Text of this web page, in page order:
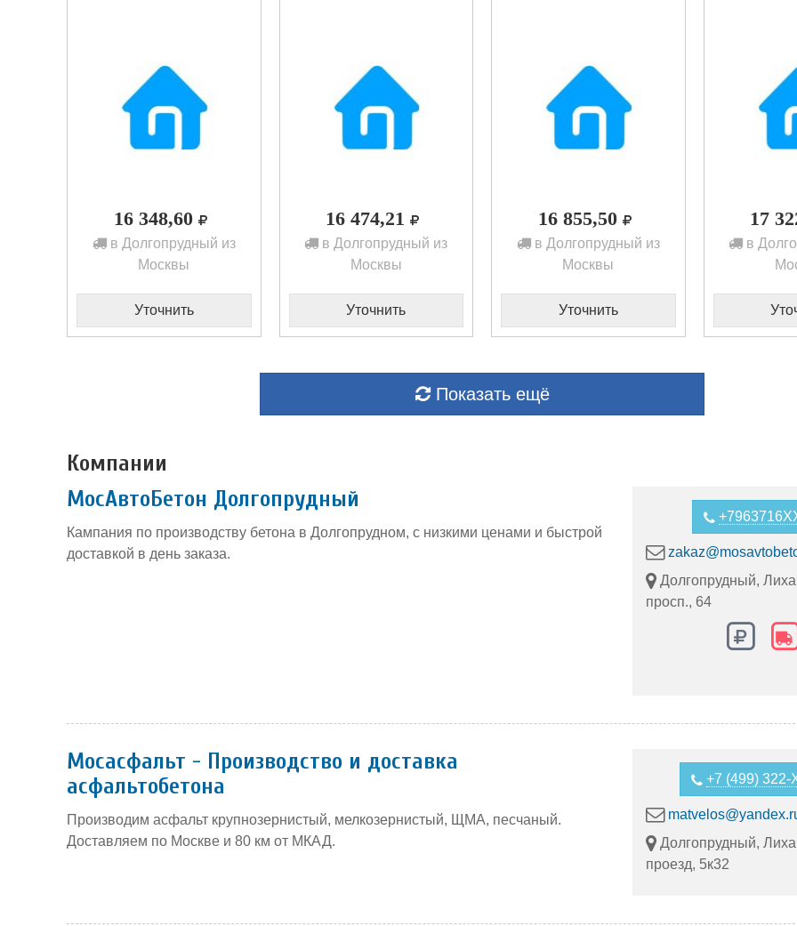
16 348,60
в Долгопрудный из
Москвы
Уточнить
16 474,21
в Долгопрудный из
Москвы
Уточнить
16 855,50
в Долгопрудный из
Москвы
Уточнить
17
в
Показать ещё
Компании
МосАвтоБетон Долгопрудный
Кампания по производству бетона в Долгопрудном, с низкими ценами и быстрой
доставкой в день заказа.
Долгопрудный,
просп., 64
Мосасфальт - Производство и доставка
асфальтобетона
Производим асфальт крупнозернистый, мелкозернистый, ЩМА, песчаный.
Доставляем по Москве и 80 км от МКАД.
+7 (499) 322-
Долгопрудный,
проезд, 5к32